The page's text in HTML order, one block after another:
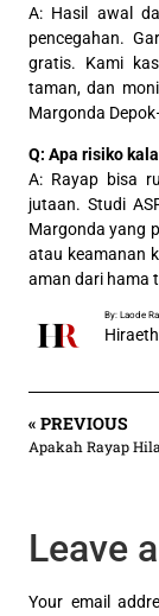
A: Hasil awal
pencegahan.
gratis. Kami
taman, dan
Margonda
Q: Apa risiko
A: Rayap bisa
jutaan. Studi
Margonda yang
atau keamanan
aman dari hama
By: Laode
« PREVIOUS
Leave
Your email